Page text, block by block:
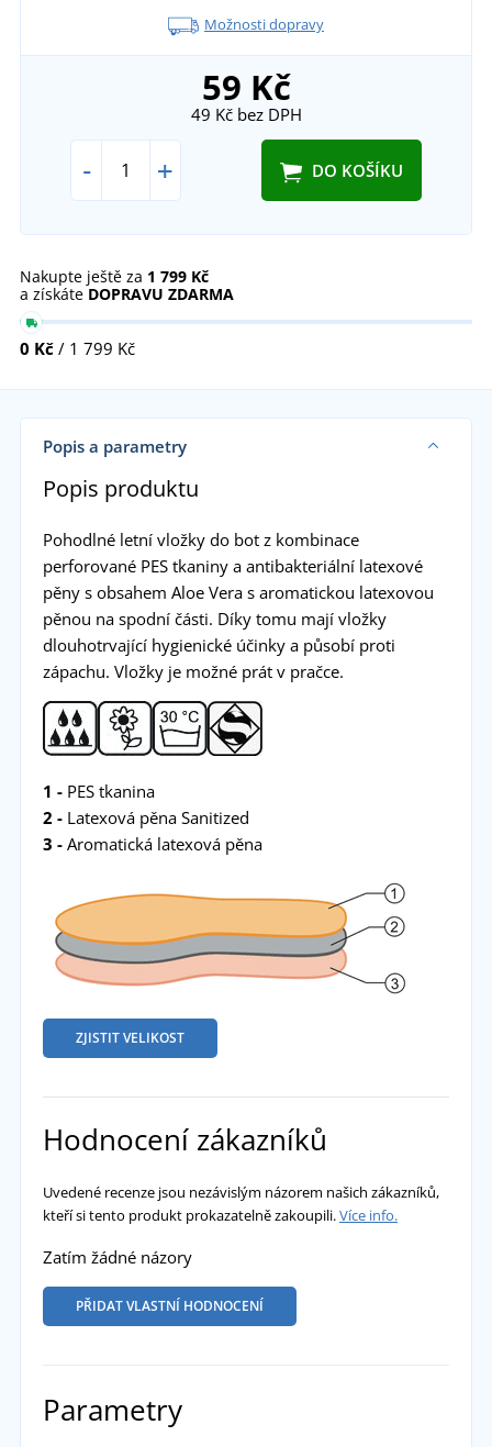
Možnosti dopravy
59 Kč
49 Kčbez DPH
- + DO KOŠÍKU
Nakupte ještě za 1 799 Kč
a získáte DOPRAVU ZDARMA
0 Kč / 1 799 Kč
Popis a parametry
Popis produktu
Pohodlné letní vložky do bot z kombinace
perforované PES tkaniny a antibakteriální latexové
pěny s obsahem Aloe Vera s aromatickou latexovou
pěnou na spodní části. Díky tomu mají vložky
dlouhotrvající hygienické účinky a působí proti
zápachu. Vložky je možné prát v pračce.
1 -PES tkanina
2 -Latexová pěna Sanitized
3 -Aromatická latexová pěna
ZJISTIT VELIKOST
Hodnocení zákazníků
Uvedené recenze jsou nezávislým názorem našich zákazníků,
kteří si tento produkt prokazatelně zakoupili.Více info.
Zatím žádné názory
PŘIDAT VLASTNÍ HODNOCENÍ
Parametry